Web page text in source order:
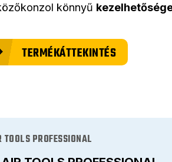
könnyű
TERMÉKÁTTEKINTÉS
PROFESSIONAL